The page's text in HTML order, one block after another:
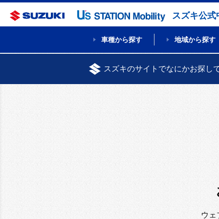
スズキ公式
車種から探す 地域から探す
スズキのサイトでなにかお探し
ウェ